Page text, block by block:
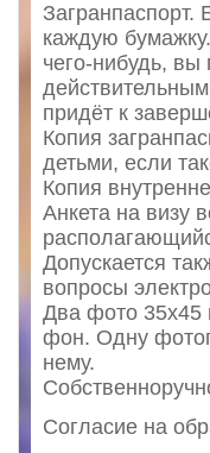
каждую
чего-нибудь, вы
придёт к
Копия
детьми, если
Копия
Анкета на визу
Допускается
вопросы
Два фото 35х45
фон. Одну
нему.
Согласие на